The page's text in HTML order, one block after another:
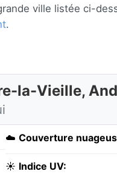
ville listée ci-
.
la-Vieille,
☁️ Couverture
☀️ Indice UV: